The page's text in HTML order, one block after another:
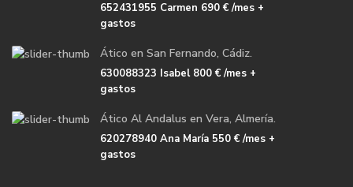
652431955 Carmen 690 €/mes +
gastos
Ático en San Fernando, Cádiz.
630088323 Isabel800 €/mes +
gastos
Ático Al Andalus en Vera, Almería.
620278940 Ana María 550 €/mes +
gastos